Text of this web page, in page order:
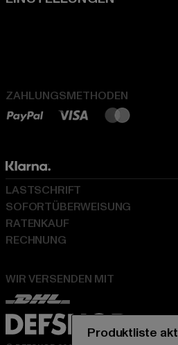
ZAHLUNGSMETHODEN
WIR VERSENDEN MIT
LASTSCHRIFT
SOFORTÜBERWEISUNG
RATENKAUF
RECHNUNG